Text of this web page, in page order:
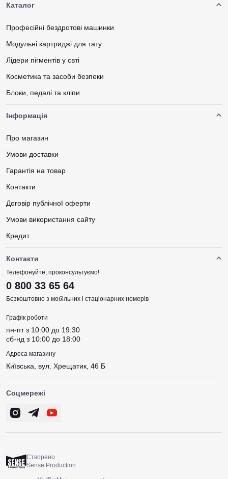
Каталог
Професійні бездротові машинки
Модульні картриджі для тату
Лідери пігментів у свті
Косметика та засоби безпеки
Блоки, педалі та кліпи
Інформація
Про магазин
Умови доставки
Гарантія на товар
Контакти
Договір публічної оферти
Умови використання сайту
Кредит
Контакти
Телефонуйте, проконсультуємо!
0 800 33 65 64
Безкоштовно з мобільних і стаціонарних номерів
Графік роботи
пн-пт з 10:00 до 19:30
сб-нд з 10:00 до 18:00
Адреса магазину
Київська, вул. Хрещатик, 46 Б
Соцмережі
Створено
Sense Production